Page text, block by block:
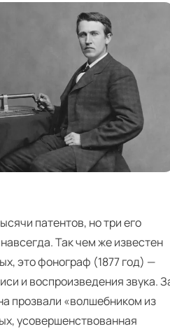
патентов, но три его
Так чем же известен
это фонограф (1877 год) —
и воспроизведения звука.
прозвали «волшебником из
усовершенствованная